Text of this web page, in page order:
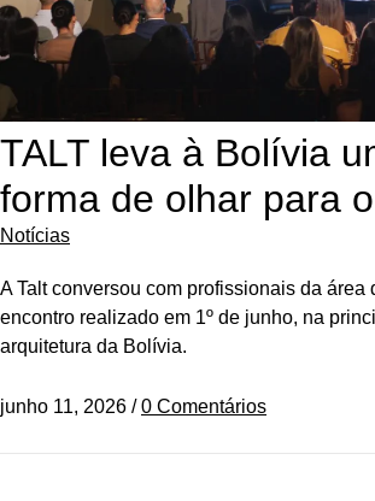
TALT leva à Bolívia
forma de olhar para
Notícias
A Talt conversou com profissionais da área
encontro realizado em 1º de junho, na
arquitetura da Bolívia.
junho 11, 2026 / 0 Comentários